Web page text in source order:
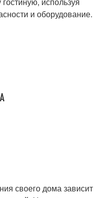
и оборудование.
своего дома зависит